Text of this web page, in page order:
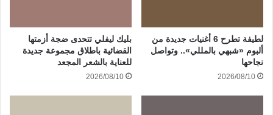
لطيفة تطرح 6 أغنيات جديدة من
ألبوم «شبهي بالمللي».. وتواصل
نجاحها
2026/08/10
بليك ليفلي تتحدى ضجة أزمتها
القضائية باطلاق مجموعة جديدة
للعناية بالشعر المجعد
2026/08/10